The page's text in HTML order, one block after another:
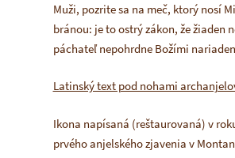
Muži, pozrite sa na meč, ktorý nosí
bránou: je to ostrý zákon, že žiaden
páchateľ nepohrdne Božími
Latinský text pod nohami
Ikona napísaná (reštaurovaná) v
prvého anjelského zjavenia v